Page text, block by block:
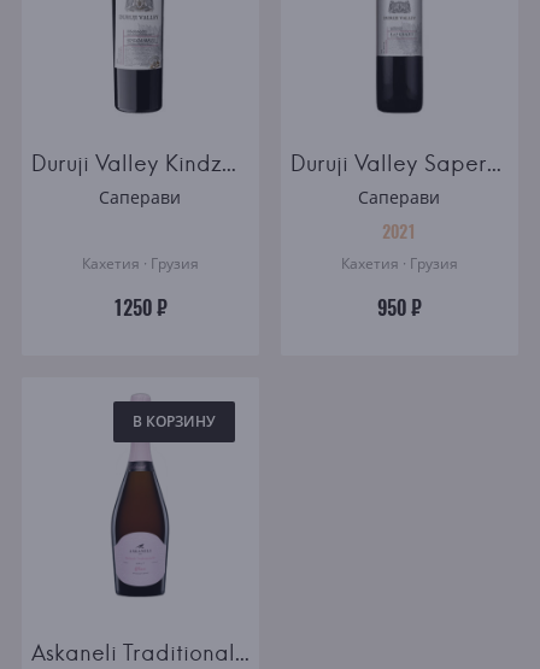
Duruji Valley Kindzmarauli
Саперави
Кахетия · Грузия
1250 ₽
Duruji Valley Saperavi
Саперави
2021
Кахетия · Грузия
950 ₽
В КОРЗИНУ
​Askaneli Traditional Method Rosé Brut